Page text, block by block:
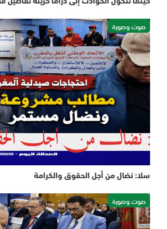
صوت وصورة
سلا: نضال من أجل الحقوق والكرامة
صوت وصورة